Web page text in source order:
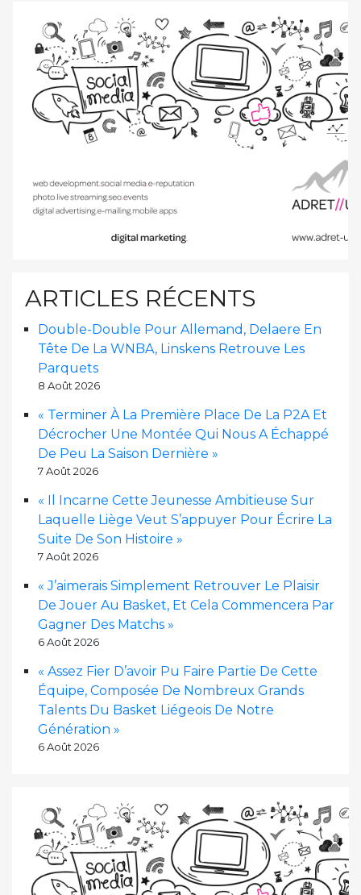
ARTICLES RÉCENTS
Double-Double Pour Allemand, Delaere En
Tête De La WNBA, Linskens Retrouve Les
Parquets
8 Août 2026
« Terminer À La Première Place De La P2A Et
Décrocher Une Montée Qui Nous A Échappé
De Peu La Saison Dernière »
7 Août 2026
« Il Incarne Cette Jeunesse Ambitieuse Sur
Laquelle Liège Veut S’appuyer Pour Écrire La
Suite De Son Histoire »
7 Août 2026
« J’aimerais Simplement Retrouver Le Plaisir
De Jouer Au Basket, Et Cela Commencera Par
Gagner Des Matchs »
6 Août 2026
« Assez Fier D’avoir Pu Faire Partie De Cette
Équipe, Composée De Nombreux Grands
Talents Du Basket Liégeois De Notre
Génération »
6 Août 2026